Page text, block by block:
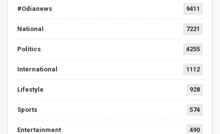
#Odianews 9411
National 7221
Politics 4255
International 1112
Lifestyle 928
Sports 574
Entertainment 490